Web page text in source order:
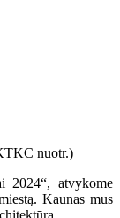
2024“, atvykome
Kaunas mus